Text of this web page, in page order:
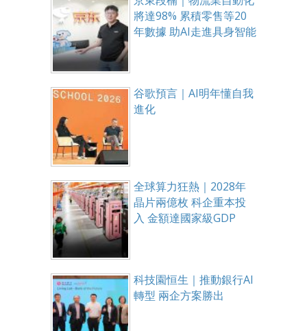
將達98% 累積零售等20
年數據 助AI走進具身智能
谷歌預言｜AI明年懂自我
進化
全球算力狂熱｜2028年
晶片兩億枚 科企重本投
入 金額達國家級GDP
科技園恒生｜推動銀行AI
轉型 兩企方案勝出